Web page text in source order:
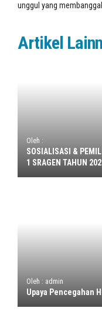
unggul yang
Artikel
Oleh :
SOSIALISASI &
1 SRAGEN TAHUN
Oleh : admin
Upaya Pencegahan